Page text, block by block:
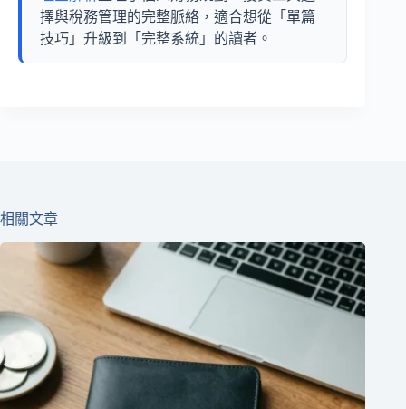
擇與稅務管理的完整脈絡，適合想從「單篇
技巧」升級到「完整系統」的讀者。
相關文章